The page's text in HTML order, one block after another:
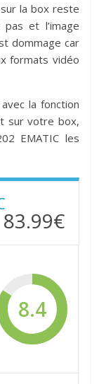
la box reste
et l’image
dommage car
formats vidéo
la fonction
sur votre box,
EMATIC les
83.99€
8.4